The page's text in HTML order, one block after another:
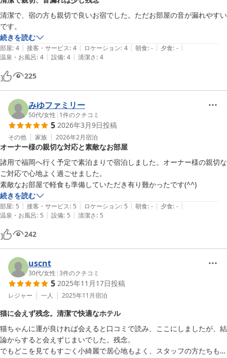
清潔で、宿の方も親切で良いお宿でした。ただお部屋の音が漏れやすい
です。
続きを読む
部屋: 4 | 接客・サービス: 4 | ロケーション: 4 | 朝食: - | 夕食: - |
温泉・お風呂: 4 | 設備: 4 | 清潔さ: 4
225
みゆファミリー
50代/女性 | 1件のクチコミ
5 2026年3月9日投稿
その他 家族 2026年2月宿泊
オーナー様の親切な対応と素敵なお部屋
諸用で福岡へ行く予定で素泊まりで宿泊しました。オーナー様の親切な
ご対応で心地よく過ごせました。
素敵なお部屋で軽食も準備していただき有り難かったです(^^)
続きを読む
部屋: 5 | 接客・サービス: 5 | ロケーション: 5 | 朝食: - | 夕食: - |
温泉・お風呂: 5 | 設備: 5 | 清潔さ: 5
242
uscnt
30代/女性 |3件のクチコミ
5 2025年11月17日投稿
レジャー 一人 2025年11月宿泊
猫に会えず残念。清潔で快適なホテル
猫ちゃんに運が良ければ会えると口コミで読み、ここにしましたが、結
論からすると会えずじまいでした。残念。
でもどこを見てもすごく小綺麗で居心地もよく、スタッフの方たちもと